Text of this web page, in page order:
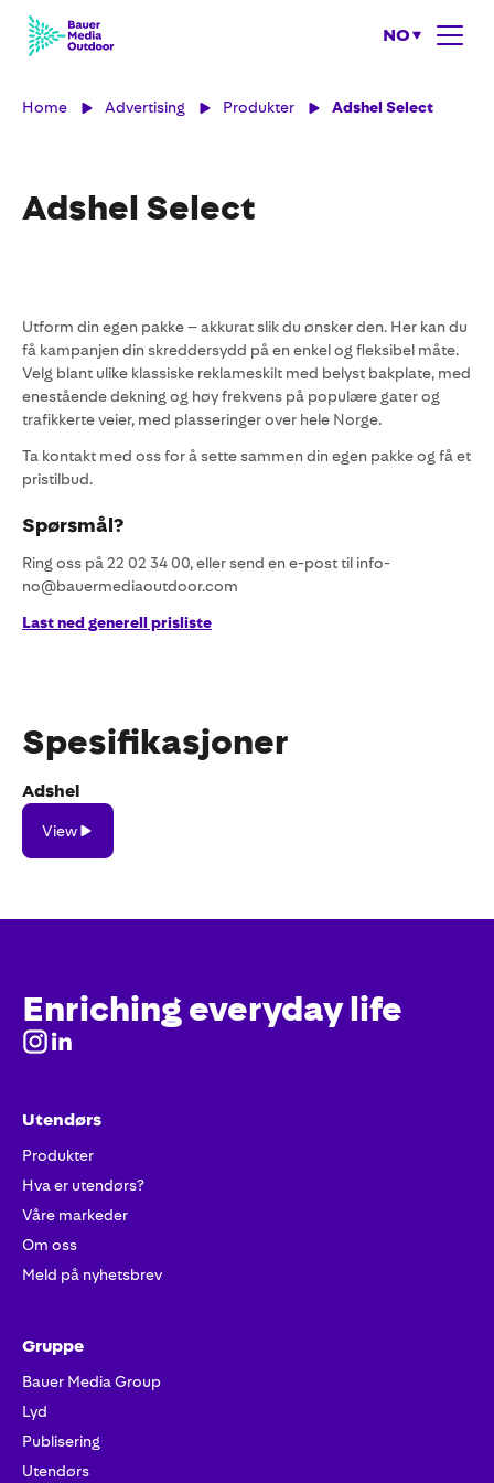
NO
Home Advertising Produkter Adshel Select
Adshel Select
Utform din egen pakke – akkurat slik du ønsker den. Her kan du
få kampanjen din skreddersydd på en enkel og fleksibel måte.
Velg blant ulike klassiske reklameskilt med belyst bakplate, med
enestående dekning og høy frekvens på populære gater og
trafikkerte veier, med plasseringer over hele Norge.
Ta kontakt med oss for å sette sammen din egen pakke og få et
pristilbud.
Spørsmål?
Ring oss på 22 02 34 00, eller send en e-post til info-
no@bauermediaoutdoor.com
Last ned generell prisliste
Spesifikasjoner
Adshel
View
Enriching everyday life
Utendørs
Produkter
Hva er utendørs?
Våre markeder
Om oss
Meld på nyhetsbrev
Gruppe
Bauer Media Group
Lyd
Publisering
Utendørs